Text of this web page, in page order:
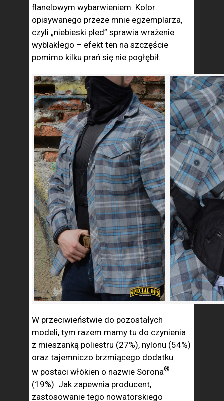
flanelowym wybarwieniem. Kolor
opisywanego przeze mnie egzemplarza,
czyli „niebieski pled” sprawia wrażenie
wyblakłego – efekt ten na szczęście
pomimo kilku prań się nie pogłębił.
W przeciwieństwie do pozostałych
modeli, tym razem mamy tu do czynienia
z mieszanką poliestru (27%), nylonu (54%)
oraz tajemniczo brzmiącego dodatku
w postaci włókien o nazwie Sorona®
(19%). Jak zapewnia producent,
zastosowanie tego nowatorskiego